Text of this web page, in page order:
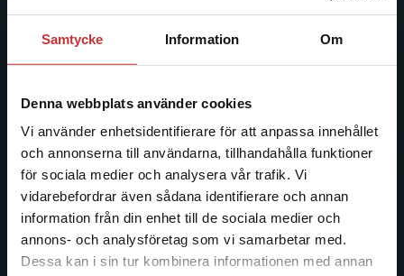
Samtycke Information Om
Denna webbplats använder cookies
Vi använder enhetsidentifierare för att anpassa innehållet
och annonserna till användarna, tillhandahålla funktioner
för sociala medier och analysera vår trafik. Vi
vidarebefordrar även sådana identifierare och annan
information från din enhet till de sociala medier och
annons- och analysföretag som vi samarbetar med.
Dessa kan i sin tur kombinera informationen med annan
Begränsad fraktregion
Studentlitteratur
Studentlitteratur grundades 1963 och är idag Sveriges
facklitteratur, utbildningar och digitala
informationstjänster i utbudet, finns Studentlitteratur med
längs hela kunskapsresan.
Kontakta oss
Kontakta oss